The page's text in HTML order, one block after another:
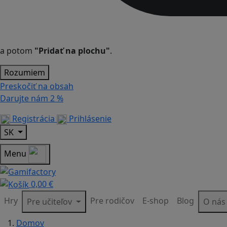
a potom "Pridať na plochu".
Rozumiem
Preskočiť na obsah
Darujte nám 2 %
Registrácia
Prihlásenie
SK
Menu
0,00 €
Hry
Pre učiteľov Pre rodičov E-shop Blog
O nás
Domov